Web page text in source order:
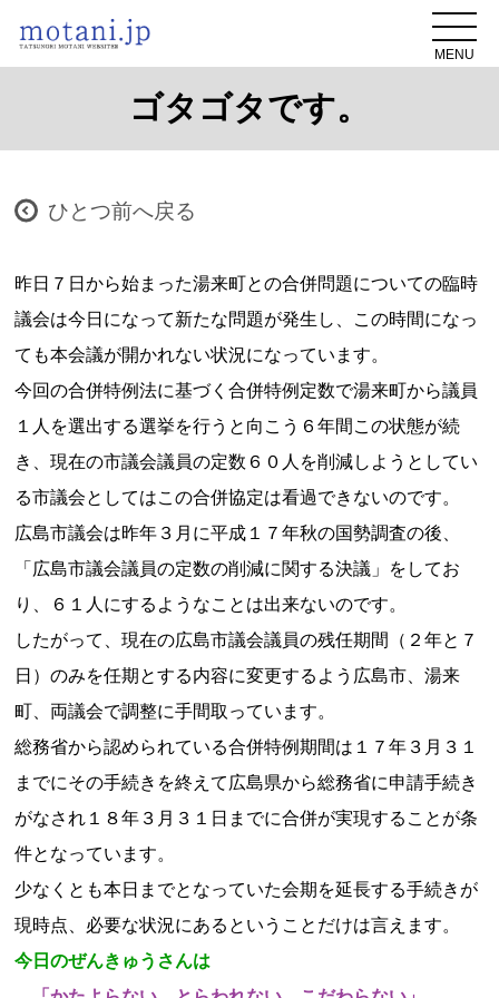
MENU
ゴタゴタです。
ひとつ前へ戻る
昨日７日から始まった湯来町との合併問題についての臨時
議会は今日になって新たな問題が発生し、この時間になっ
ても本会議が開かれない状況になっています。
今回の合併特例法に基づく合併特例定数で湯来町から議員
１人を選出する選挙を行うと向こう６年間この状態が続
き、現在の市議会議員の定数６０人を削減しようとしてい
る市議会としてはこの合併協定は看過できないのです。
広島市議会は昨年３月に平成１７年秋の国勢調査の後、
「広島市議会議員の定数の削減に関する決議」をしてお
り、６１人にするようなことは出来ないのです。
したがって、現在の広島市議会議員の残任期間（２年と７
日）のみを任期とする内容に変更するよう広島市、湯来
町、両議会で調整に手間取っています。
総務省から認められている合併特例期間は１７年３月３１
までにその手続きを終えて広島県から総務省に申請手続き
がなされ１８年３月３１日までに合併が実現することが条
件となっています。
少なくとも本日までとなっていた会期を延長する手続きが
現時点、必要な状況にあるということだけは言えます。
今日のぜんきゅうさんは